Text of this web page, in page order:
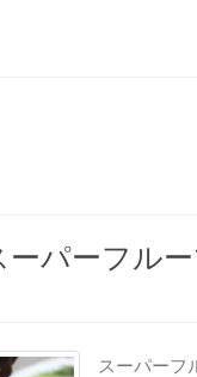
パーフル
スーパーフ